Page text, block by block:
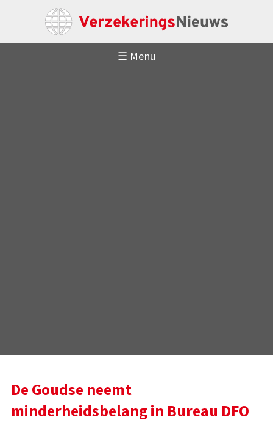
☰ Menu
De Goudse neemt
minderheidsbelang in Bureau DFO